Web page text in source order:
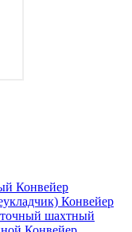
Конвейер
Конвейер
шахтный